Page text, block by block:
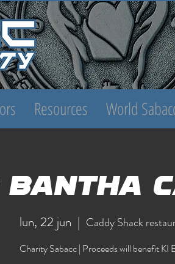
Resources World
Bantha
lun, 22 jun
  |
Caddy Shack
Charity Sabacc | Proceeds will benefit KI